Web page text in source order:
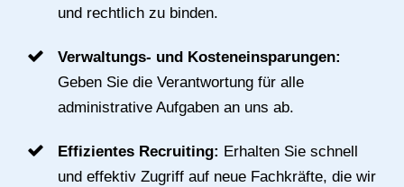
und rechtlich zu binden.
Verwaltungs- und Kosteneinsparungen:
Geben Sie die Verantwortung für alle
administrative Aufgaben an uns ab.
Effizientes Recruiting: Erhalten Sie schnell
und effektiv Zugriff auf neue Fachkräfte, die wir